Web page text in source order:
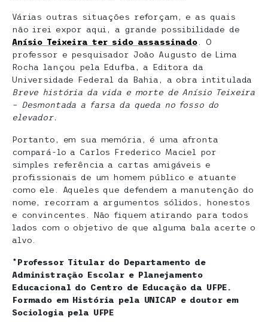
Várias outras situações reforçam, e as quais
não irei expor aqui, a grande possibilidade de
Anísio Teixeira ter sido assassinado. O
professor e pesquisador João Augusto de Lima
Rocha lançou pela Edufba, a Editora da
Universidade Federal da Bahia, a obra intitulada
Breve história da vida e morte de Anísio Teixeira
– Desmontada a farsa da queda no fosso do
elevador.
Portanto, em sua memória, é uma afronta
compará-lo a Carlos Frederico Maciel por
simples referência a cartas amigáveis e
profissionais de um homem público e atuante
como ele. Aqueles que defendem a manutenção do
nome, recorram a argumentos sólidos, honestos
e convincentes. Não fiquem atirando para todos
lados com o objetivo de que alguma bala acerte o
alvo.
*Professor Titular do Departamento de
Administração Escolar e Planejamento
Educacional do Centro de Educação da UFPE.
Formado em História pela UNICAP e doutor em
Sociologia pela UFPE